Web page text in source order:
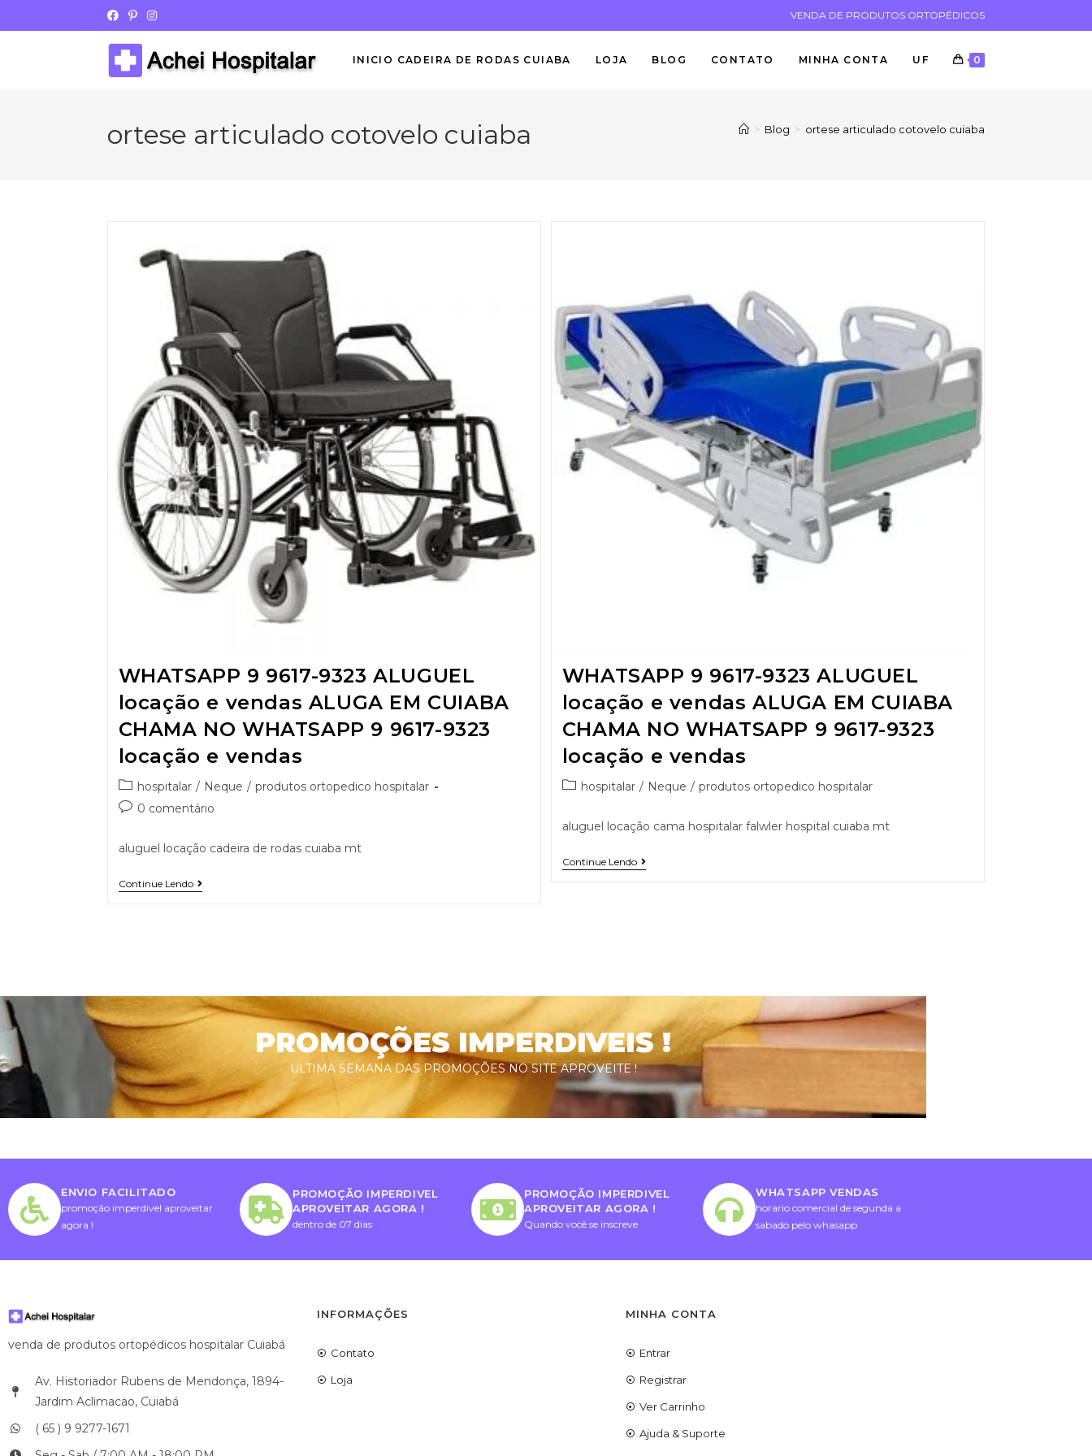
VENDA DE PRODUTOS ORTOPÉDICOS
INICIO CADEIRA DE RODAS CUIABA LOJA BLOG CONTATO MINHA CONTA UF 0
ortese articulado cotovelo cuiaba > Blog > ortese articulado cotovelo cuiaba
WHATSAPP 9 9617-9323 ALUGUEL
locação e vendas ALUGA EM CUIABA
CHAMA NO WHATSAPP 9 9617-9323
locação e vendas
hospitalar / Neque / produtos ortopedico hospitalar
0 comentário
aluguel locação cadeira de rodas cuiaba mt
Continue Lendo
WHATSAPP 9 9617-9323 ALUGUEL
locação e vendas ALUGA EM CUIABA
CHAMA NO WHATSAPP 9 9617-9323
locação e vendas
hospitalar / Neque / produtos ortopedico hospitalar
aluguel locação cama hospitalar falwler hospital cuiaba mt
Continue Lendo
PROMOÇÕES IMPERDIVEIS !
ULTIMA SEMANA DAS PROMOÇÕES NO SITE APROVEITE !
ENVIO FACILITADO
promoção imperdivel aproveitar
agora !
PROMOÇÃO IMPERDIVEL
APROVEITAR AGORA !
dentro de 07 dias
PROMOÇÃO IMPERDIVEL
APROVEITAR AGORA !
Quando você se inscreve
WHATSAPP VENDAS
horario comercial de segunda a
sabado pelo whasapp
venda de produtos ortopédicos hospitalar Cuiabá
Av. Historiador Rubens de Mendonça, 1894-
Jardim Aclimacao, Cuiabá
( 65 ) 9 9277-1671
INFORMAÇÕES
Contato
Loja
MINHA CONTA
Entrar
Registrar
Ver Carrinho
Ajuda & Suporte